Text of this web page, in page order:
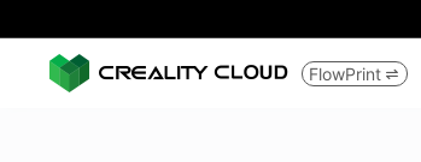
FlowPrint 